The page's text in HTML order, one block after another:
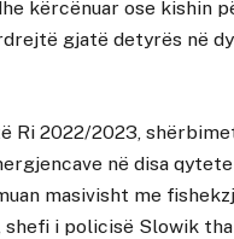
kërcënuar ose kishin
gjatë detyrës në
Ri 2022/2023,
në disa
masivisht me
shefi i policisë Slowik